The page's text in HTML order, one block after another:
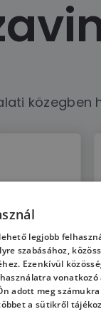
közegben
ki
legjobb
szabásához,
Ezenkívül
adott meg számukra
a sütikről